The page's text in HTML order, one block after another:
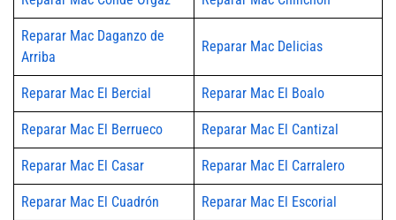
Reparar Mac Daganzo de
Arriba
Reparar Mac Delicias
Reparar Mac El Bercial Reparar Mac El Boalo
Reparar Mac El Berrueco Reparar Mac El Cantizal
Reparar Mac El Casar Reparar Mac El Carralero
Reparar Mac El Cuadrón Reparar Mac El Escorial